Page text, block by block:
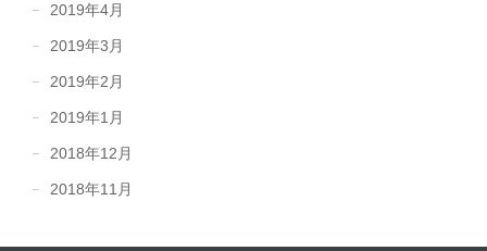
2019年4月
2019年3月
2019年2月
2019年1月
2018年12月
2018年11月